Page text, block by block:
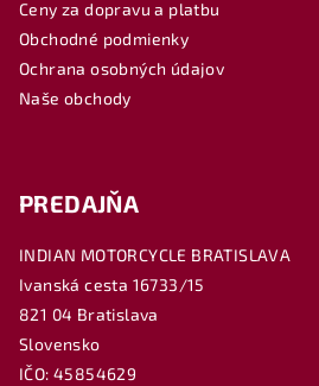
Ceny za dopravu a platbu
Obchodné podmienky
Ochrana osobných údajov
Naše obchody
PREDAJŇA
INDIAN MOTORCYCLE BRATISLAVA
Ivanská cesta 16733/15
821 04 Bratislava
Slovensko
IČO: 45854629